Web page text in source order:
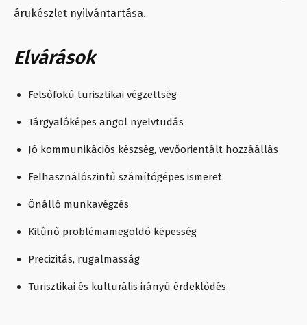
árukészlet nyilvántartása.
Elvárások
Felsőfokú turisztikai végzettség
Tárgyalóképes angol nyelvtudás
Jó kommunikációs készség, vevőorientált hozzáállás
Felhasználószintű számítógépes ismeret
Önálló munkavégzés
Kitűnő problémamegoldó képesség
Precizitás, rugalmasság
Turisztikai és kulturális irányú érdeklődés